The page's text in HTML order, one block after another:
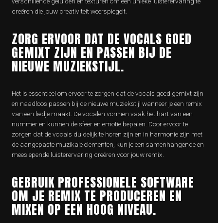
creëren die jouw creativiteit weerspiegelt.
ZORG ERVOOR DAT DE VOCALS GOED
GEMIXT ZIJN EN PASSEN BIJ DE
NIEUWE MUZIEKSTIJL.
Het is essentieel om ervoor te zorgen dat de vocals goed gemixt zijn
en naadloos passen bij de nieuwe muziekstijl wanneer je een remix
van een liedje maakt. De vocalen vormen vaak het hart van een
nummer en kunnen de sfeer en emotie bepalen. Door ervoor te
zorgen dat de vocals duidelijk te horen zijn en in harmonie zijn met
de aangepaste muzikale elementen, kun je een samenhangende en
meeslepende luisterervaring creëren voor jouw remix.
GEBRUIK PROFESSIONELE SOFTWARE
OM JE REMIX TE PRODUCEREN EN
MIXEN OP EEN HOOG NIVEAU.